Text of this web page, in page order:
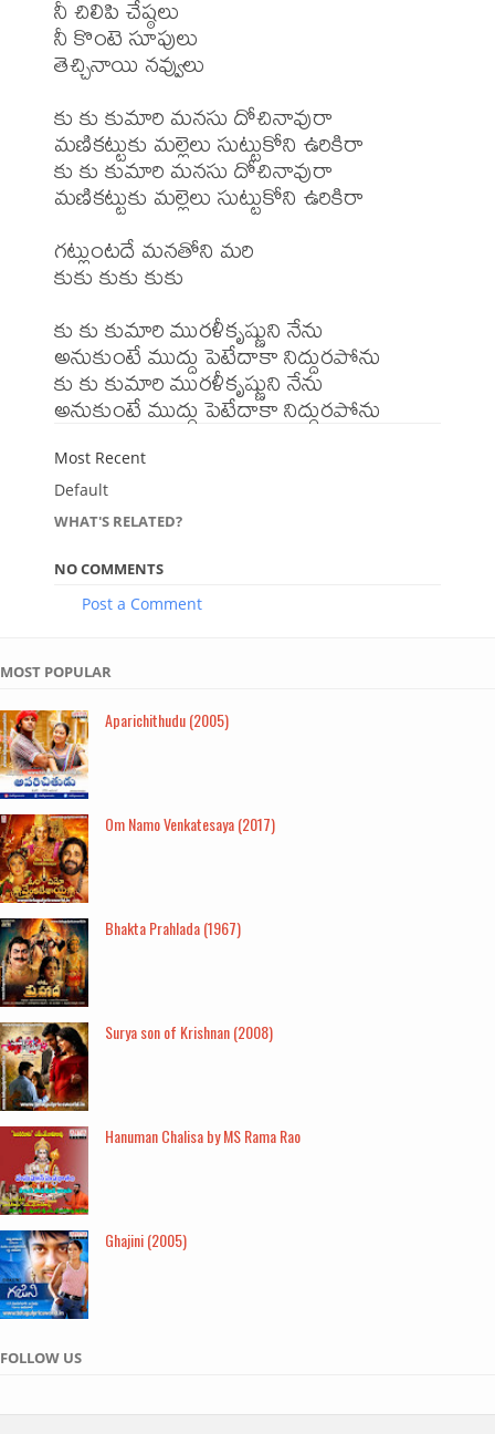
నీ చిలిపి చేష్ఠలు
నీ కొంటె సూపులు
తెచ్చినాయి నవ్వులు
కు కు కుమారి మనసు దోచినావురా
మణికట్టుకు మల్లెలు సుట్టుకోని ఉరికిరా
కు కు కుమారి మనసు దోచినావురా
మణికట్టుకు మల్లెలు సుట్టుకోని ఉరికిరా
గట్లుంటదే మనతోని మరి
కుకు కుకు కుకు
కు కు కుమారి మురళీకృష్ణుని నేను
అనుకుంటే ముద్దు పెటేదాకా నిద్దురపోను
కు కు కుమారి మురళీకృష్ణుని నేను
Most Recent
Default
WHAT'S RELATED?
NO COMMENTS
Post a Comment
MOST POPULAR
Aparichithudu (2005)
Om Namo Venkatesaya (2017)
Bhakta Prahlada (1967)
Surya son of Krishnan (2008)
Hanuman Chalisa by MS Rama Rao
Ghajini (2005)
FOLLOW US